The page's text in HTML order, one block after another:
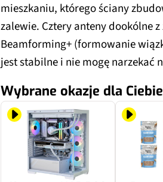
mieszkaniu, którego ściany
zalewie. Cztery anteny dookólne
Beamforming+ (formowanie
jest stabilne i nie mogę narzekać
Wybrane okazje dla Ciebie